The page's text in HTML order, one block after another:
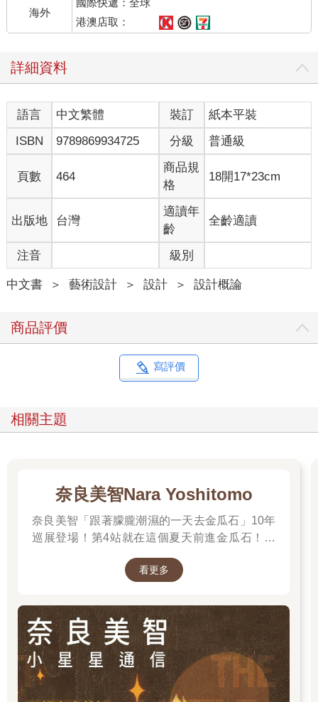
海外
國際快遞：全球
港澳店取：
詳細資料
語言 中文繁體 裝訂
紙本平裝
ISBN
9789869934725 分級 普通級
頁數 464
商品規
格
18開17*23cm
出版地 台灣
適讀年
齡
全齡適讀
注音 級別
中文書 ＞ 藝術設計 ＞ 設計 ＞ 設計概論
商品評價
寫評價
相關主題
奈良美智Nara Yoshitomo
奈良美智「跟著朦朧潮濕的一天去金瓜石」10年
巡展登場！第4站就在這個夏天前進金瓜石！展
看更多